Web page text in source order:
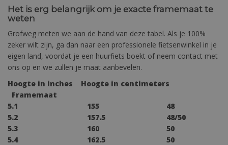
Het is erg belangrijk om je exacte framemaat te
weten
Grofweg meten we aan de hand van deze tabel. Als je 100%
zeker wilt zijn, ga dan naar een professionele fietsenwinkel in je
eigen land, voordat je een huurfiets boekt of neem contact met
ons op en we zullen je maat aanbevelen.
Hoogte in inches
Hoogte in centimeters
Framemaat
5.1 155 48
5.2 157.5 48/50
5.3 160 50
5.4 162.5 50